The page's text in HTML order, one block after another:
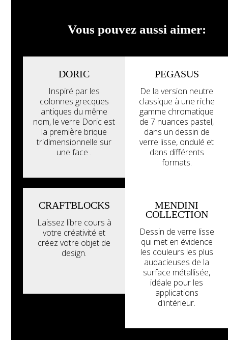
particulières.
galerie
Vous pouvez aussi aimer:
DORIC
Inspiré par les
colonnes grecques
antiques du même
nom, le verre Doric est
la première brique
tridimensionnelle sur
une face .
PEGASUS
De la version neutre
classique à une riche
gamme chromatique
de 7 nuances pastel,
dans un dessin de
verre lisse, ondulé et
dans différents
formats.
CRAFTBLOCKS
Laissez libre cours à
votre créativité et
créez votre objet de
design.
MENDINI
COLLECTION
Dessin de verre lisse
qui met en évidence
les couleurs les plus
audacieuses de la
surface métallisée,
idéale pour les
applications
d'intérieur.